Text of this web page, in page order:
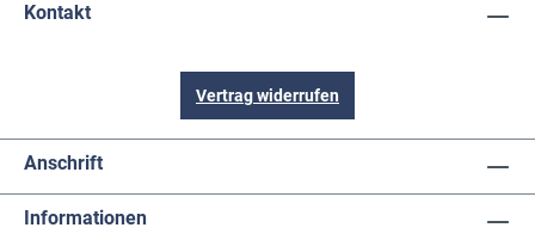
Kontakt
Vertrag widerrufen
Anschrift
Informationen